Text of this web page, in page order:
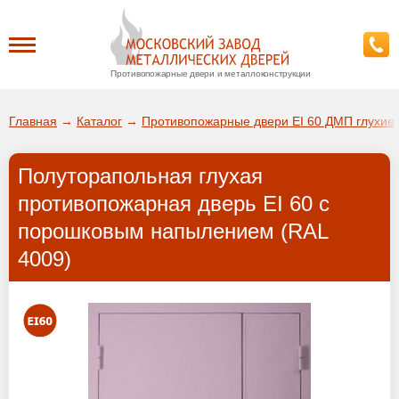
Противопожарные двери и металлоконструкции
ДА!
ВЫБРАТЬ ДРУГОЙ ГОРОД
О заводе
Доставка
Установка
Покупателям
Главная → Каталог → Противопожарные двери EI 60 ДМП глухие
Полуторапольная глухая
противопожарная дверь EI 60 с
порошковым напылением (RAL
4009)